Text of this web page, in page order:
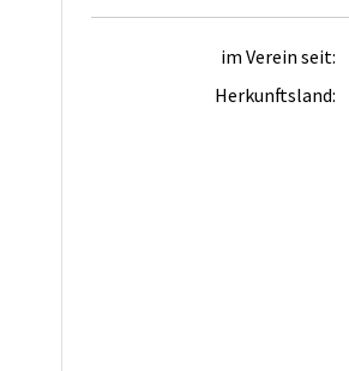
im Verein seit:
Herkunftsland: